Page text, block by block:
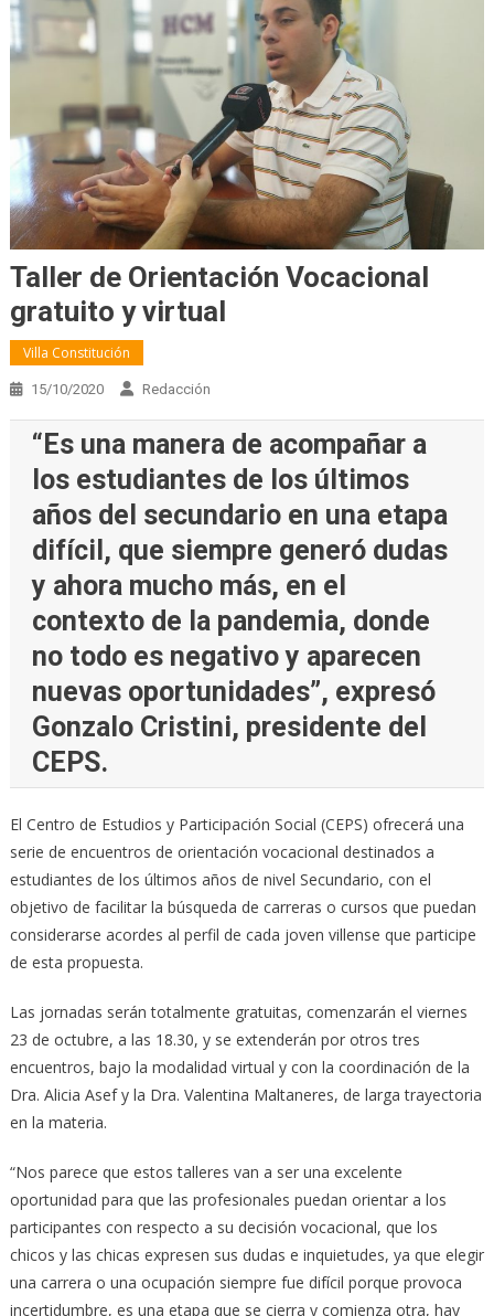
Taller de Orientación Vocacional
gratuito y virtual
Villa Constitución
15/10/2020 Redacción
“Es una manera de acompañar a
los estudiantes de los últimos
años del secundario en una etapa
difícil, que siempre generó dudas
y ahora mucho más, en el
contexto de la pandemia, donde
no todo es negativo y aparecen
nuevas oportunidades”, expresó
Gonzalo Cristini, presidente del
CEPS.
El Centro de Estudios y Participación Social (CEPS) ofrecerá una
serie de encuentros de orientación vocacional destinados a
estudiantes de los últimos años de nivel Secundario, con el
objetivo de facilitar la búsqueda de carreras o cursos que puedan
considerarse acordes al perfil de cada joven villense que participe
de esta propuesta.
Las jornadas serán totalmente gratuitas, comenzarán el viernes
23 de octubre, a las 18.30, y se extenderán por otros tres
encuentros, bajo la modalidad virtual y con la coordinación de la
Dra. Alicia Asef y la Dra. Valentina Maltaneres, de larga trayectoria
en la materia.
“Nos parece que estos talleres van a ser una excelente
oportunidad para que las profesionales puedan orientar a los
participantes con respecto a su decisión vocacional, que los
chicos y las chicas expresen sus dudas e inquietudes, ya que elegir
una carrera o una ocupación siempre fue difícil porque provoca
incertidumbre, es una etapa que se cierra y comienza otra, hay